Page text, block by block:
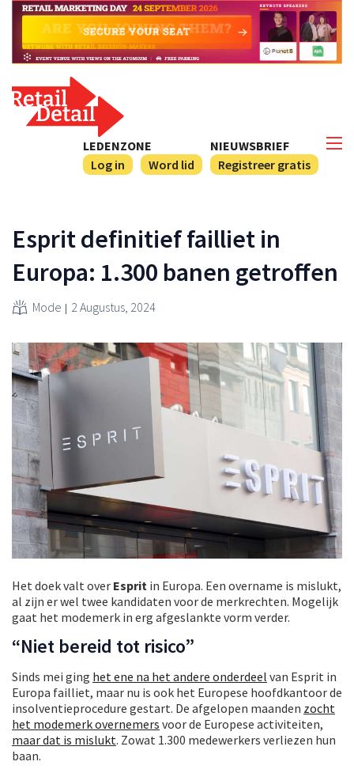
NIEUWSBRIEF
Registreer gratis
LEDENZONE
Log in
Word lid
Esprit definitief failliet in
Europa: 1.300 banen getroffen
Mode 2 Augustus, 2024
Het doek valt over Esprit in Europa. Een overname is mislukt,
al zijn er wel twee kandidaten voor de merkrechten. Mogelijk
gaat het modemerk in erg afgeslankte vorm verder.
“Niet bereid tot risico”
Sinds mei ging het ene na het andere onderdeel van Esprit in
Europa failliet, maar nu is ook het Europese hoofdkantoor de
insolventieprocedure gestart. De afgelopen maanden zocht
het modemerk overnemers voor de Europese activiteiten,
maar dat is mislukt. Zowat 1.300 medewerkers verliezen hun
baan.